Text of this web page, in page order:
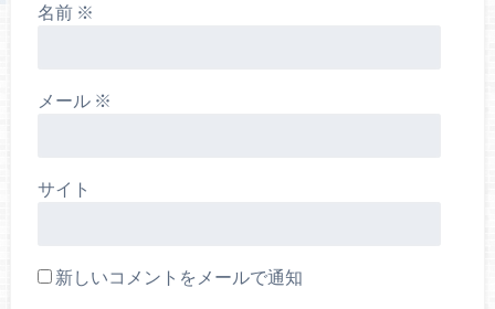
名前 ※
メール ※
サイト
新しいコメントをメールで通知